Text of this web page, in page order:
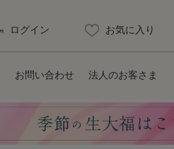
ログイン お気に入り
お問い合わせ 法人のお客さま